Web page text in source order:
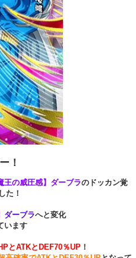
！
王の威圧感】ダーブラのドッカン覚
た！
ダーブラへと変化
います
とATKとDEF70％UP ！